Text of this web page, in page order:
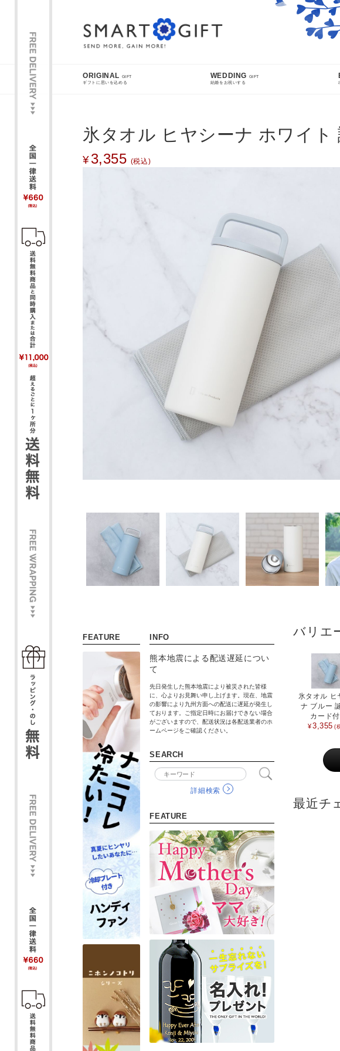
ORIGINAL GIFT
ギフトに思いを込める
WEDDING GIFT
結婚をお祝いする
熊本
先日発生
が発生し
食
キ
バ
生
フ
ア
寝
ア
氷タオル ヒヤシーナ ホワイト
3,355
バリエ
氷タオル ヒ
ナ ブルー
カード
3,355
最近チ
INFO
熊本地震による配送遅延につい
て
先日発生した熊本地震により被災された皆様
に、心よりお見舞い申し上げます。現在、地震
の影響により九州方面への配送に遅延が発生し
ております。ご指定日時にお届けできない場合
がございますので、配送状況は各配送業者のホ
ームページをご確認ください。
SEARCH
詳細検索
FEATURE
FEATURE